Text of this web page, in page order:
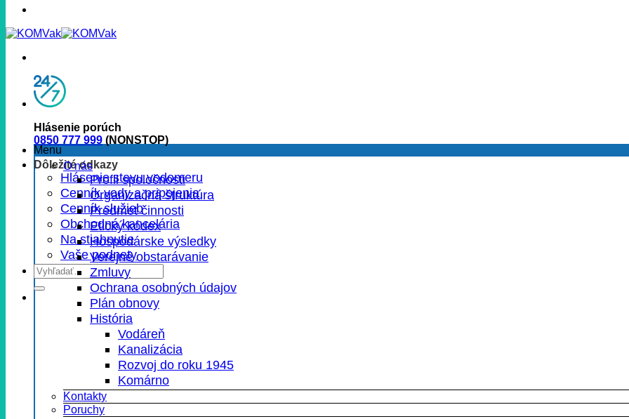
Hlásenie porúch
0850 777 999 (NONSTOP)
Dôležité odkazy
Hlásenie stavu vodomeru
Cenník vody a pripojenia
Cenník služieb
Obchodná kancelária
Na stiahnutie
Vaše podnety
Menu
O nás
Profil spoločnosti
Organizačná štruktúra
Predmet činnosti
Etický kódex
Hospodárske výsledky
Verejné obstarávanie
Zmluvy
Ochrana osobných údajov
Plán obnovy
História
Vodáreň
Kanalizácia
Rozvoj do roku 1945
Komárno
Kontakty
Poruchy